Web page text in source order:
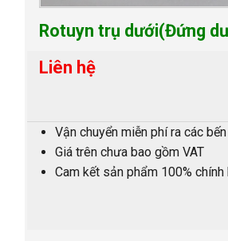
Rotuyn trụ dưới(Đứng
Liên hệ
Vận chuyển miễn phí ra các
Giá trên chưa bao gồm VAT
Cam kết sản phẩm 100% chính